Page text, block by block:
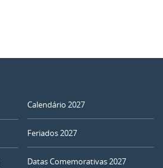
Calendário 2027
Feriados 2027
Datas Comemorativas 2027